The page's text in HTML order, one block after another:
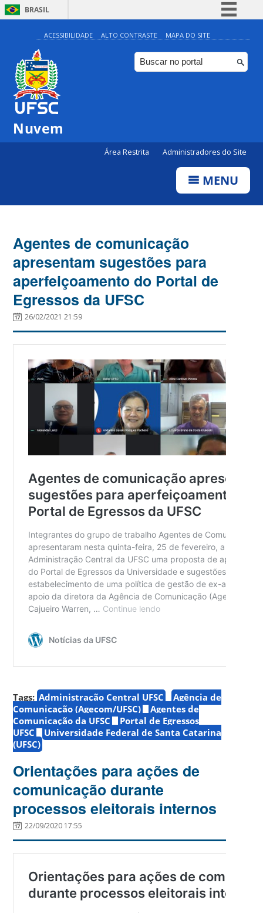
BRASIL
Simplifique!
Comunica BR
Participe
ACESSIBILIDADE ALTO CONTRASTE MAPA DO SITE
Nuvem
Área Restrita Administradores do Site
MENU
Agentes de comunicação
apresentam sugestões para
aperfeiçoamento do Portal de
Egressos da UFSC
26/02/2021 21:59
Tags: Administração Central UFSC
Agência de
Comunicação (Agecom/UFSC)
Agentes de
Comunicação da UFSC
Portal de Egressos
UFSC
Universidade Federal de Santa Catarina
(UFSC)
Orientações para ações de
comunicação durante
processos eleitorais internos
22/09/2020 17:55